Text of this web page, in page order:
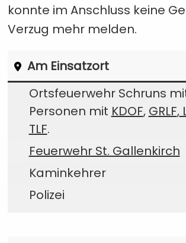
konnte im Anschluss keine
Verzug mehr melden.
Am Einsatzort
Ortsfeuerwehr Schruns
Personen mit KDOF, GRLF,
TLF.
Feuerwehr St. Gallenkirch
Kaminkehrer
Polizei